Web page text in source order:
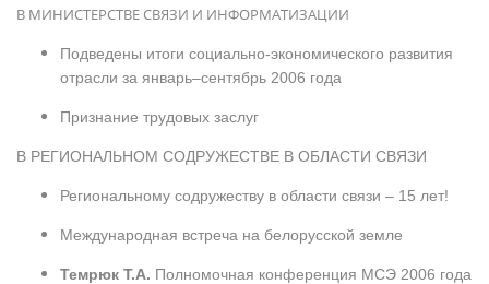
В МИНИСТЕРСТВЕ СВЯЗИ И ИНФОРМАТИЗАЦИИ
Подведены итоги социально-экономического развития
отрасли за январь–сентябрь 2006 года
Признание трудовых заслуг
В РЕГИОНАЛЬНОМ СОДРУЖЕСТВЕ В ОБЛАСТИ СВЯЗИ
Региональному содружеству в области связи – 15 лет!
Международная встреча на белорусской земле
Темрюк Т.А. Полномочная конференция МСЭ 2006 года